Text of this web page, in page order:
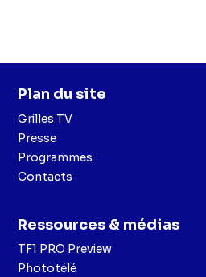
Plan du site
Grilles TV
Presse
Programmes
Contacts
Ressources & médias
TF1 PRO Preview
Phototélé